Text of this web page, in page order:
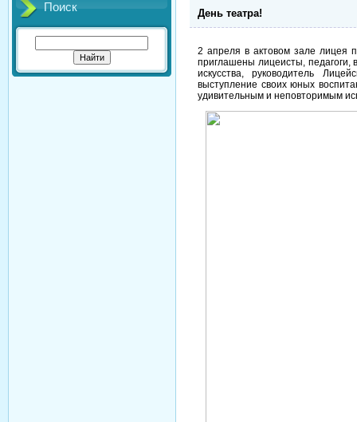
Поиск День театра!
2 апреля в актовом зале лицея
приглашены лицеисты, педагоги,
искусства, руководитель
выступление своих юных
удивительным и неповторимым